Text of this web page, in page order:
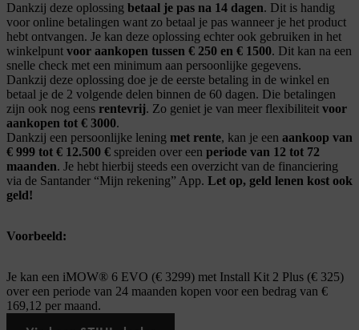
Dankzij deze oplossing betaal je pas na 14 dagen. Dit is handig
voor online betalingen want zo betaal je pas wanneer je het product
hebt ontvangen. Je kan deze oplossing echter ook gebruiken in het
winkelpunt voor aankopen tussen € 250 en € 1500. Dit kan na een
snelle check met een minimum aan persoonlijke gegevens.
Dankzij deze oplossing doe je de eerste betaling in de winkel en
betaal je de 2 volgende delen binnen de 60 dagen. Die betalingen
zijn ook nog eens rentevrij. Zo geniet je van meer flexibiliteit voor
aankopen tot € 3000.
Dankzij een persoonlijke lening met rente, kan je een aankoop van
€ 999 tot € 12.500 € spreiden over een periode van 12 tot 72
maanden. Je hebt hierbij steeds een overzicht van de financiering
via de Santander “Mijn rekening” App. Let op, geld lenen kost ook
geld!
Voorbeeld:
Je kan een iMOW® 6 EVO (€ 3299) met Install Kit 2 Plus (€ 325)
over een periode van 24 maanden kopen voor een bedrag van €
169,12 per maand.